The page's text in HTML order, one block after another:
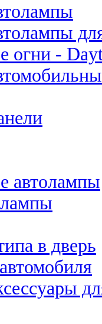
огни -
автолампы
в дверь